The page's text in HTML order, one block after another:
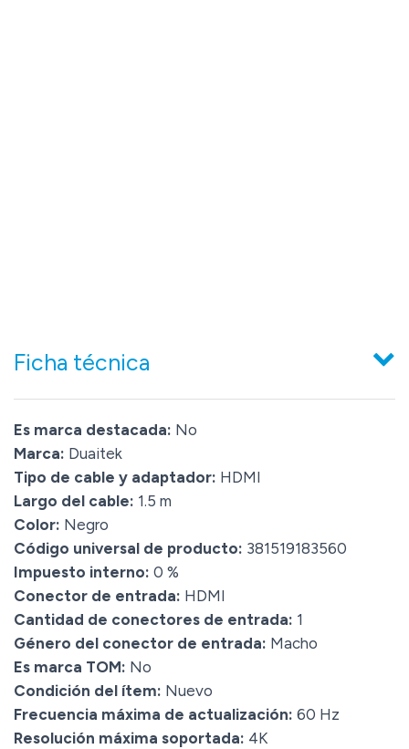
Ficha técnica
Es marca destacada: No
Marca: Duaitek
Tipo de cable y adaptador: HDMI
Largo del cable: 1.5 m
Color: Negro
Código universal de producto: 381519183560
Impuesto interno: 0 %
Conector de entrada: HDMI
Cantidad de conectores de entrada: 1
Género del conector de entrada: Macho
Es marca TOM: No
Condición del ítem: Nuevo
Frecuencia máxima de actualización: 60 Hz
Resolución máxima soportada: 4K